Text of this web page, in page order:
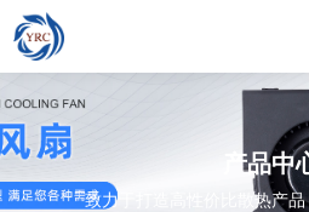
产品中
致力于打造高性价比散热产